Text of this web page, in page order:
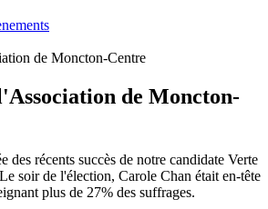
de Moncton-Centre
de Moncton-
des récents succès de notre candidate Verte
soir de l'élection, Carole Chan était en-tête
plus de 27% des suffrages.